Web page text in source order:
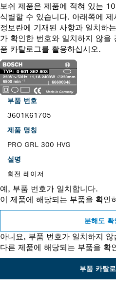
보쉬 제품은 제품에 적혀 있는
식별할 수 있습니다. 아래쪽에
정보란에 기재된 사항과 일치하
가 확인한 번호와 일치하지 않을
품 카탈로그를 활용하십시오.
부품 번호
3601K61705
제품 명칭
PRO GRL 300 HVG
설명
회전 레이저
예, 부품 번호가 일치합니다.
이 제품에 해당되는 부품을 확인
분해도 확
아니요, 부품 번호가 일치하지 않
다른 제품에 해당되는 부품을 확
부품 카탈